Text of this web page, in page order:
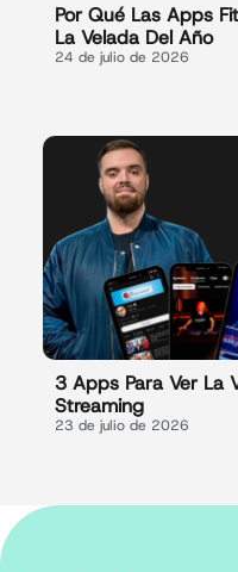
Por Qué Las Apps
La Velada Del Año
24 de julio de 2026
3 Apps Para Ver La
Streaming
23 de julio de 2026